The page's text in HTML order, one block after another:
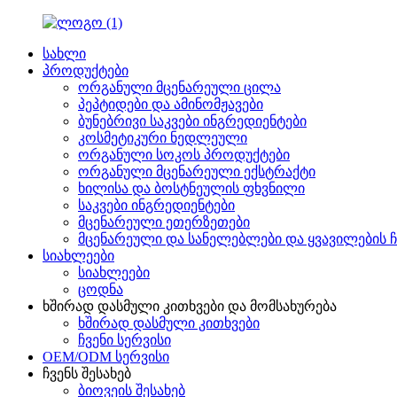
სახლი
პროდუქტები
ორგანული მცენარეული ცილა
პეპტიდები და ამინომჟავები
ბუნებრივი საკვები ინგრედიენტები
კოსმეტიკური ნედლეული
ორგანული სოკოს პროდუქტები
ორგანული მცენარეული ექსტრაქტი
ხილისა და ბოსტნეულის ფხვნილი
საკვები ინგრედიენტები
მცენარეული ეთერზეთები
მცენარეული და სანელებლები და ყვავილების
სიახლეები
სიახლეები
ცოდნა
ხშირად დასმული კითხვები და მომსახურება
ხშირად დასმული კითხვები
ჩვენი სერვისი
OEM/ODM სერვისი
ჩვენს შესახებ
ბიოვეის შესახებ